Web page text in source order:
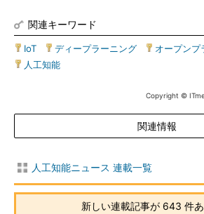
関連キーワード
IoT ディープラーニング オープンプ
人工知能
Copyright ©
関連情報
人工知能ニュース 連載一覧
新しい連載記事が 643 件